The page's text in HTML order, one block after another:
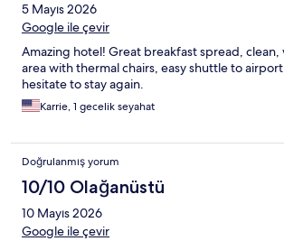
5 Mayıs 2026
Google ile çevir
Amazing hotel! Great breakfast spread,
area with thermal chairs, easy shuttle to
hesitate to stay again.
Karrie, 1 gecelik seyahat
Doğrulanmış yorum
10/10 Olağanüstü
10 Mayıs 2026
Google ile çevir